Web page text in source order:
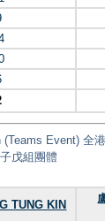
(Teams Event) 全
戊組團體
TUNG KIN